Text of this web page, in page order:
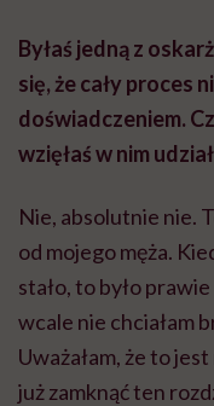
Byłaś jedną z
się, że cały proces
doświadczeniem.
wzięłaś w nim
Nie, absolutnie nie.
od mojego męża.
stało, to było
wcale nie chciałam
Uważałam, że to
już zamknąć ten